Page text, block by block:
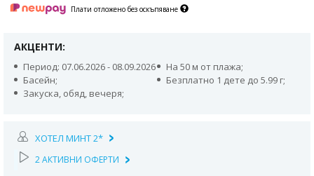
Плати отложено без оскъпяване
АКЦЕНТИ:
Период: 07.06.2026 - 08.09.2026
На 50 м от плажа;
Басейн;
Безплатно 1 дете до 5.99 г;
Закуска, обяд, вечеря;
ХОТЕЛ МИНТ 2*
2 АКТИВНИ ОФЕРТИ